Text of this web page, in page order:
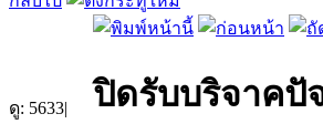
ดู: 5633|
ปิดรับบริจาคปั